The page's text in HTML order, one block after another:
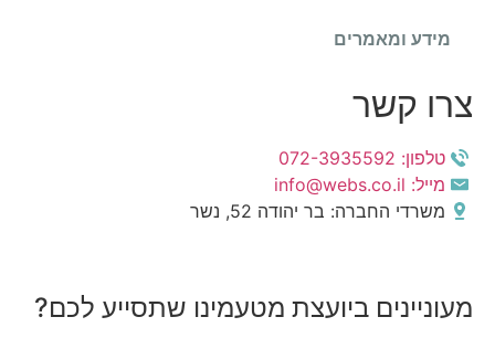
מידע ומאמרים
צרו קשר
טלפון: 072-3935592
מייל: info@webs.co.il
משרדי החברה: בר יהודה 52, נשר
מעוניינים ביועצת מטעמינו שתסייע לכם?